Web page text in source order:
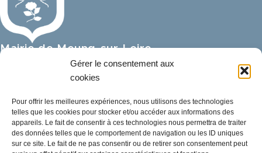
Gérer le consentement aux
cookies
Pour offrir les meilleures expériences, nous utilisons des technologies
telles que les cookies pour stocker et/ou accéder aux informations des
appareils. Le fait de consentir à ces technologies nous permettra de traiter
des données telles que le comportement de navigation ou les ID uniques
sur ce site. Le fait de ne pas consentir ou de retirer son consentement peut
Mairie de Meung-sur-Loire
Mairie,
32 rue du Général de Gaulle,
02 38 46 94 94
mairie@meung-sur-loire.com